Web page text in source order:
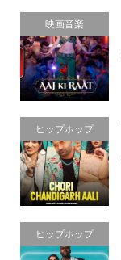
映画音楽
ヒップホップ
ヒップホップ